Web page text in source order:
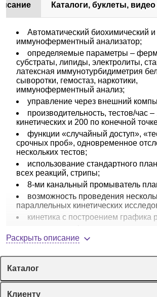
Каталоги, буклеты, видео
Автоматический биохимический и
иммуноферментный анализатор;
определяемые параметры –
субстраты, липиды, электролиты,
латексная иммунотурбидиметрия
сыворотки, гемостаз, наркотики,
иммуноферментный анализ;
управление через внешний
производительность, тестов/час –
кинетических и 200 по конечной
функции «случайный доступ»,
срочных проб», одновременное
нескольких тестов;
использование стандартного
всех реакций, стрипы;
8-ми канальный промыватель
возможность проведения
параллельных кинетических
кинетика с построением графика
встроенные функции разведения,
перемешивания, инкубирования,
самотестирование, автоматическое
теста при
Раскрыть описание
Каталог
Спецпредложения
Клиенту